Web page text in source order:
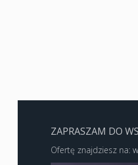
ZAPRASZAM DO
Ofertę znajdziesz na: